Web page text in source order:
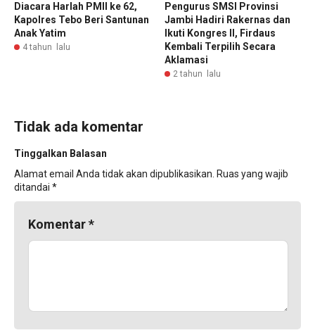
Diacara Harlah PMII ke 62,
Kapolres Tebo Beri Santunan
Anak Yatim
4 tahun lalu
Pengurus SMSI Provinsi
Jambi Hadiri Rakernas dan
Ikuti Kongres II, Firdaus
Kembali Terpilih Secara
Aklamasi
2 tahun lalu
Tidak ada komentar
Tinggalkan Balasan
Alamat email Anda tidak akan dipublikasikan. Ruas yang wajib
ditandai *
Komentar*